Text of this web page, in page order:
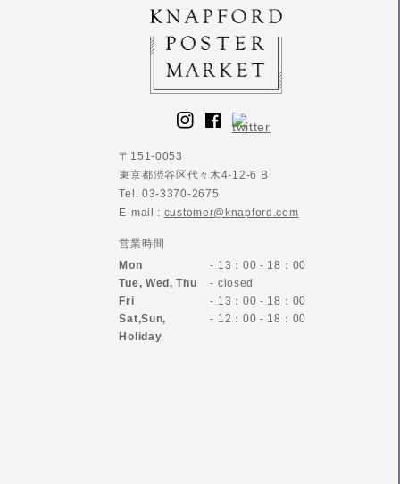
〒151-0053
東京都渋谷区代々木4-12-6 B
Tel. 03-3370-2675
E-mail : customer@knapford.com
営業時間
Mon
- 13：00 - 18：00
Tue, Wed, Thu
- closed
Fri
- 13：00 - 18：00
Sat,Sun,
Holiday
- 12：00 - 18：00